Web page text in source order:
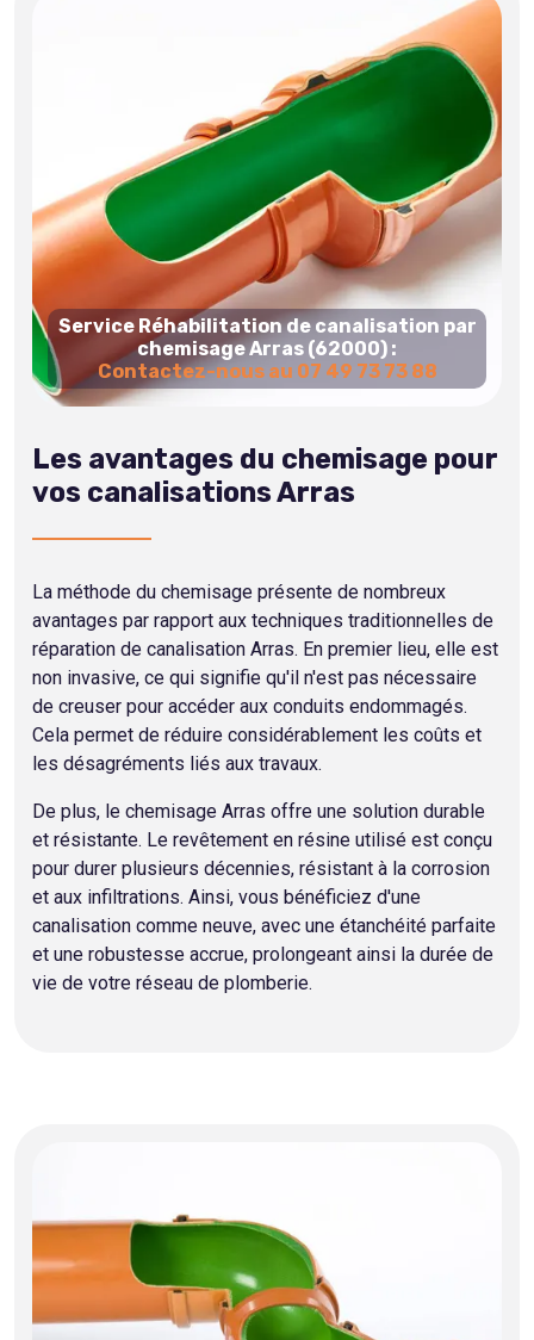
Service Réhabilitation de canalisation par
chemisage Arras (62000) :
Contactez-nous au 07 49 73 73 88
Les avantages du chemisage pour
vos canalisations Arras
La méthode du chemisage présente de nombreux
avantages par rapport aux techniques traditionnelles de
réparation de canalisation Arras. En premier lieu, elle est
non invasive, ce qui signifie qu'il n'est pas nécessaire
de creuser pour accéder aux conduits endommagés.
Cela permet de réduire considérablement les coûts et
les désagréments liés aux travaux.
De plus, le chemisage Arras offre une solution durable
et résistante. Le revêtement en résine utilisé est conçu
pour durer plusieurs décennies, résistant à la corrosion
et aux infiltrations. Ainsi, vous bénéficiez d'une
canalisation comme neuve, avec une étanchéité parfaite
et une robustesse accrue, prolongeant ainsi la durée de
vie de votre réseau de plomberie.